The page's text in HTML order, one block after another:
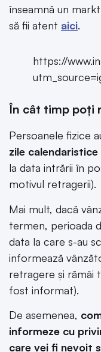
înseamnă un
să fii atent aici.
https://
În cât timp poți
Persoanele fizice
zile calendaristice
la data intrării în
motivul retragerii).
Mai mult, dacă
termen, perioada
data la care s-au
informează
retragere și rămâi
fost informat).
De asemenea,
informeze cu
care vei fi nevoit